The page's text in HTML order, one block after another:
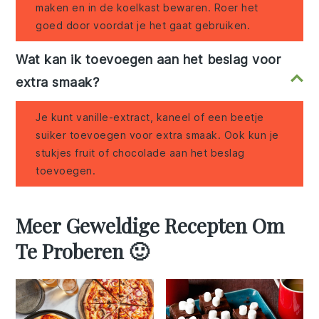
maken en in de koelkast bewaren. Roer het
goed door voordat je het gaat gebruiken.
Wat kan ik toevoegen aan het beslag voor
extra smaak?
Je kunt vanille-extract, kaneel of een beetje
suiker toevoegen voor extra smaak. Ook kun je
stukjes fruit of chocolade aan het beslag
toevoegen.
Meer Geweldige Recepten Om
Te Proberen 🙂